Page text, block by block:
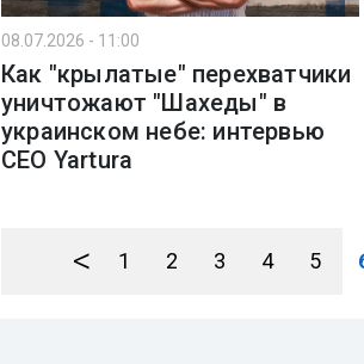
08.07.2026 - 11:00
Как "крылатые" перехватчики
уничтожают "Шахеды" в
украинском небе: интервью
СЕО Yartura
< 1 2 3 4 5